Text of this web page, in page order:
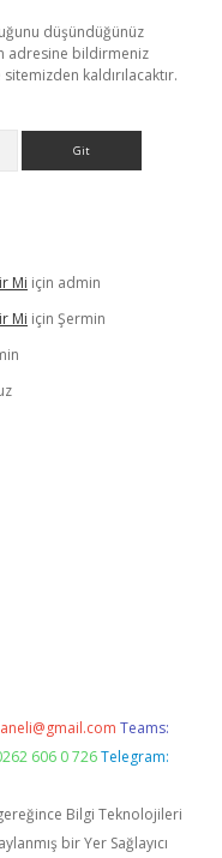
düşündüğünüz
adresine bildirmeniz
kaldırılacaktır.
Mi için admin
Mi için Şermin
Teams:
606 0 726 Telegram:
Bilgi Teknolojileri
bir Yer Sağlayıcı